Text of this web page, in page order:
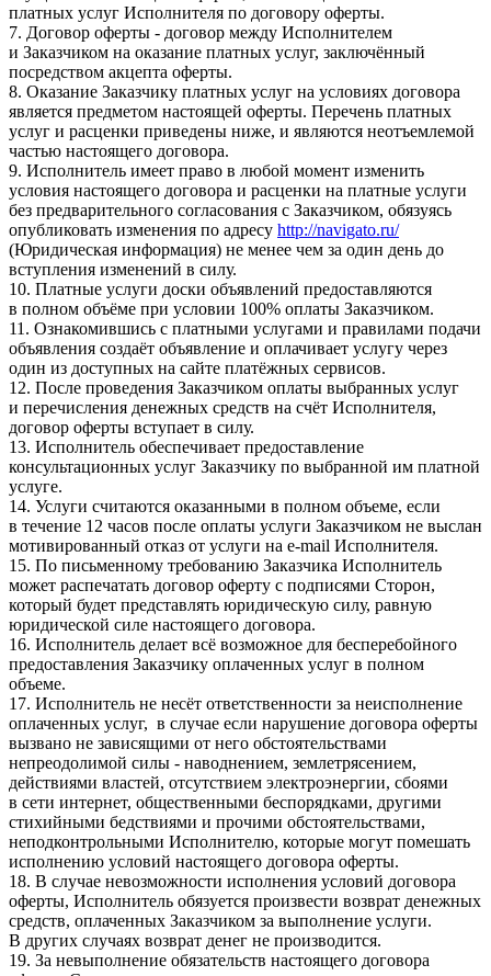
платных услуг Исполнителя по договору оферты.
7. Договор оферты - договор между Исполнителем
и Заказчиком на оказание платных услуг, заключённый
посредством акцепта оферты.
8. Оказание Заказчику платных услуг на условиях договора
является предметом настоящей оферты. Перечень платных
услуг и расценки приведены ниже, и являются неотъемлемой
частью настоящего договора.
9. Исполнитель имеет право в любой момент изменить
условия настоящего договора и расценки на платные услуги
без предварительного согласования с Заказчиком, обязуясь
опубликовать изменения по адресу http://navigato.ru/
(Юридическая информация) не менее чем за один день до
вступления изменений в силу.
10. Платные услуги доски объявлений предоставляются
в полном объёме при условии 100% оплаты Заказчиком.
11. Ознакомившись с платными услугами и правилами подачи
объявления создаёт объявление и оплачивает услугу через
один из доступных на сайте платёжных сервисов.
12. После проведения Заказчиком оплаты выбранных услуг
и перечисления денежных средств на счёт Исполнителя,
договор оферты вступает в силу.
13. Исполнитель обеспечивает предоставление
консультационных услуг Заказчику по выбранной им платной
услуге.
14. Услуги считаются оказанными в полном объеме, если
в течение 12 часов после оплаты услуги Заказчиком не выслан
мотивированный отказ от услуги на e-mail Исполнителя.
15. По письменному требованию Заказчика Исполнитель
может распечатать договор оферту с подписями Сторон,
который будет представлять юридическую силу, равную
юридической силе настоящего договора.
16. Исполнитель делает всё возможное для бесперебойного
предоставления Заказчику оплаченных услуг в полном
объеме.
17. Исполнитель не несёт ответственности за неисполнение
оплаченных услуг, в случае если нарушение договора оферты
вызвано не зависящими от него обстоятельствами
непреодолимой силы - наводнением, землетрясением,
действиями властей, отсутствием электроэнергии, сбоями
в сети интернет, общественными беспорядками, другими
стихийными бедствиями и прочими обстоятельствами,
неподконтрольными Исполнителю, которые могут помешать
исполнению условий настоящего договора оферты.
18. В случае невозможности исполнения условий договора
оферты, Исполнитель обязуется произвести возврат денежных
средств, оплаченных Заказчиком за выполнение услуги.
В других случаях возврат денег не производится.
19. За невыполнение обязательств настоящего договора